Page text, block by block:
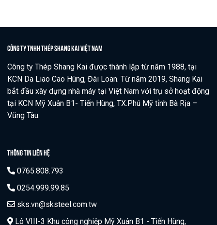
CÔNG TY TNHH THÉP SHANG KAI VIỆT NAM
Công ty Thép Shang Kai được thành lập từ năm 1988, tại
KCN Da Liao Cao Hùng, Đài Loan. Từ năm 2019, Shang Kai
bắt đầu xây dựng nhà máy tại Việt Nam với trụ sở hoạt động
tại KCN Mỹ Xuân B1- Tiến Hùng, TX.Phú Mỹ tỉnh Bà Rịa –
Vũng Tàu.
THÔNG TIN LIÊN HỆ
0765.808.793
0254.999.99.85
sks.vn@sksteel.com.tw
Lô VIII-3 Khu công nghiệp Mỹ Xuân B1 - Tiến Hùng,